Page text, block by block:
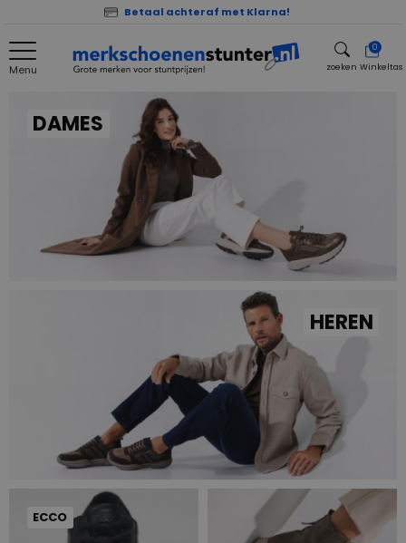
Betaal achteraf met Klarna!
Menu zoeken
0
Winkeltas
DAMES
HEREN
ECCO